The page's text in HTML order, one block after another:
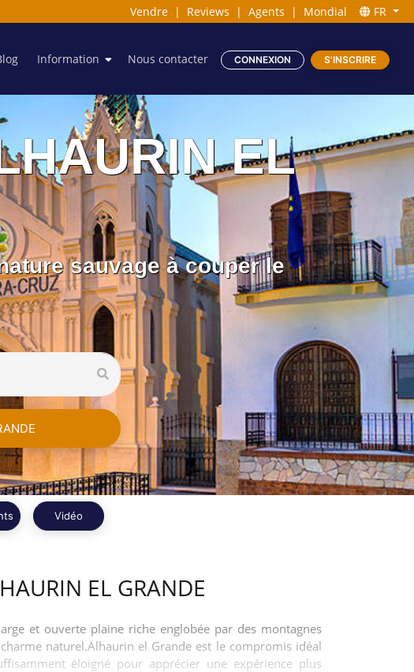
Vendre | Reviews | Agents | Mondial FR
Information Nous contacter CONNEXION S'INSCRIRE
EL
sauvage à couper le
Vidéo
EL GRANDE
et ouverte plaine riche englobée par des montagnes
naturel.Alhaurin el Grande est le compromis idéal
éloigné pour apprécier une expérience plus